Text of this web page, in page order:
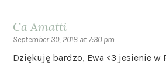
Ca Amatti
September 30, 2018 at 7:30 pm
Dziękuję bardzo, Ewa <3 jesienie w